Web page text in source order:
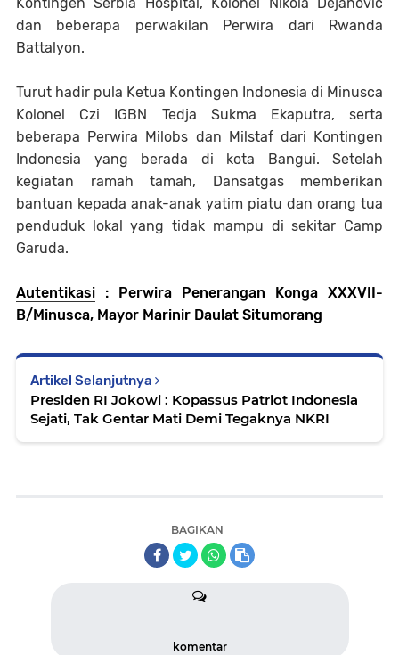
dan beberapa perwakilan Perwira dari Rwanda
Battalyon.
Turut hadir pula Ketua Kontingen Indonesia di Minusca
Kolonel Czi IGBN Tedja Sukma Ekaputra, serta
beberapa Perwira Milobs dan Milstaf dari Kontingen
Indonesia yang berada di kota Bangui. Setelah
kegiatan ramah tamah, Dansatgas memberikan
bantuan kepada anak-anak yatim piatu dan orang tua
penduduk lokal yang tidak mampu di sekitar Camp
Garuda.
Autentikasi : Perwira Penerangan Konga XXXVII-
B/Minusca, Mayor Marinir Daulat Situmorang
Artikel Selanjutnya
Presiden RI Jokowi : Kopassus Patriot Indonesia
Sejati, Tak Gentar Mati Demi Tegaknya NKRI
BAGIKAN
komentar